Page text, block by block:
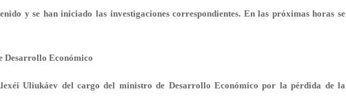
y se han iniciado las investigaciones correspondientes. En las próximas horas se
Desarrollo Económico
Uliukáev del cargo del ministro de Desarrollo Económico por la pérdida de la